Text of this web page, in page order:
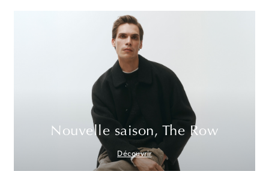
Nouvelle saison, The Row
Découvrir